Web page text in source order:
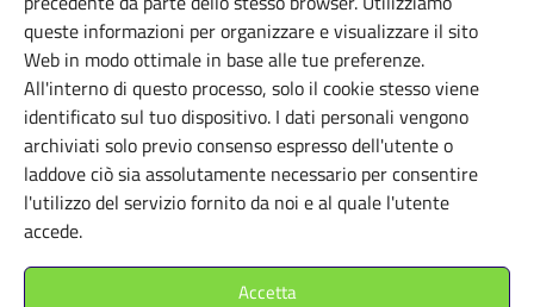
queste informazioni per organizzare e visualizzare il sito
Web in modo ottimale in base alle tue preferenze.
All'interno di questo processo, solo il cookie stesso viene
identificato sul tuo dispositivo. I dati personali vengono
archiviati solo previo consenso espresso dell'utente o
laddove ciò sia assolutamente necessario per consentire
l'utilizzo del servizio fornito da noi e al quale l'utente
accede.
Accetta
Firenze (FI)